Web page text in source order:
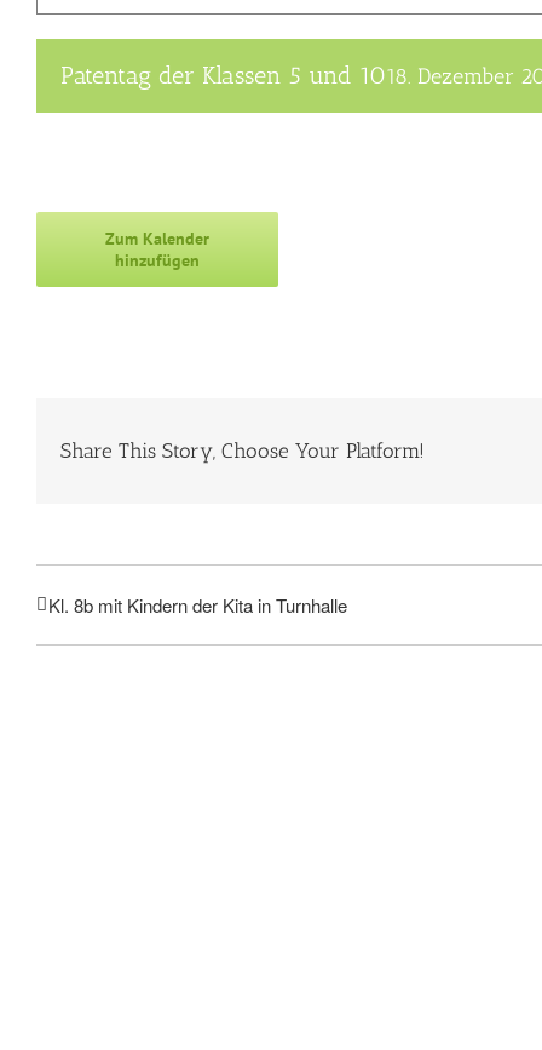
Patentag der Klassen 5 und 1018. Dezember
Zum Kalender
hinzufügen
Share This Story, Choose Your Platform!
Kl. 8b mit Kindern der Kita in Turnhalle